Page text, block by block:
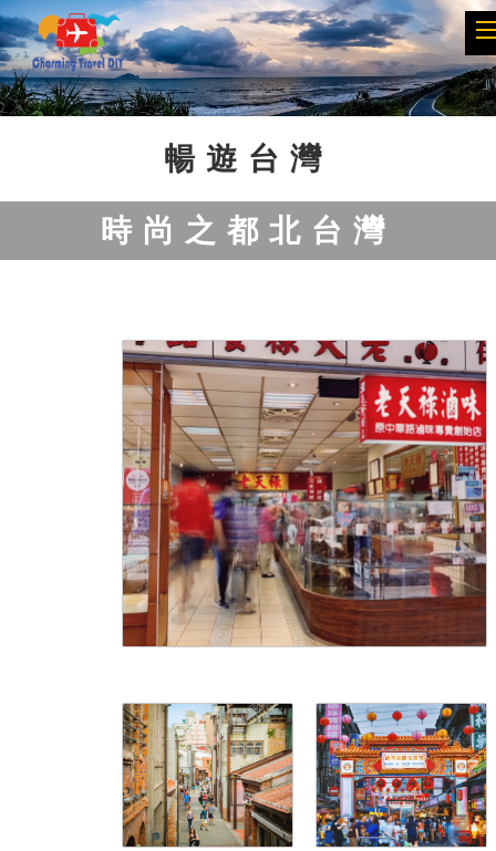
Previous Next
暢遊台灣
時尚之都北台灣